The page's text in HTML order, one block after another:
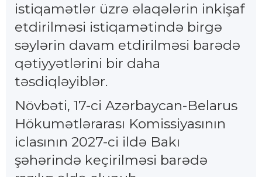
istiqamətlər üzrə əlaqələrin inkişaf
etdirilməsi istiqamətində birgə
səylərin davam etdirilməsi barədə
qətiyyətlərini bir daha
təsdiqləyiblər.
Növbəti, 17-ci Azərbaycan-Belarus
Hökumətlərarası Komissiyasının
iclasının 2027-ci ildə Bakı
şəhərində keçirilməsi barədə